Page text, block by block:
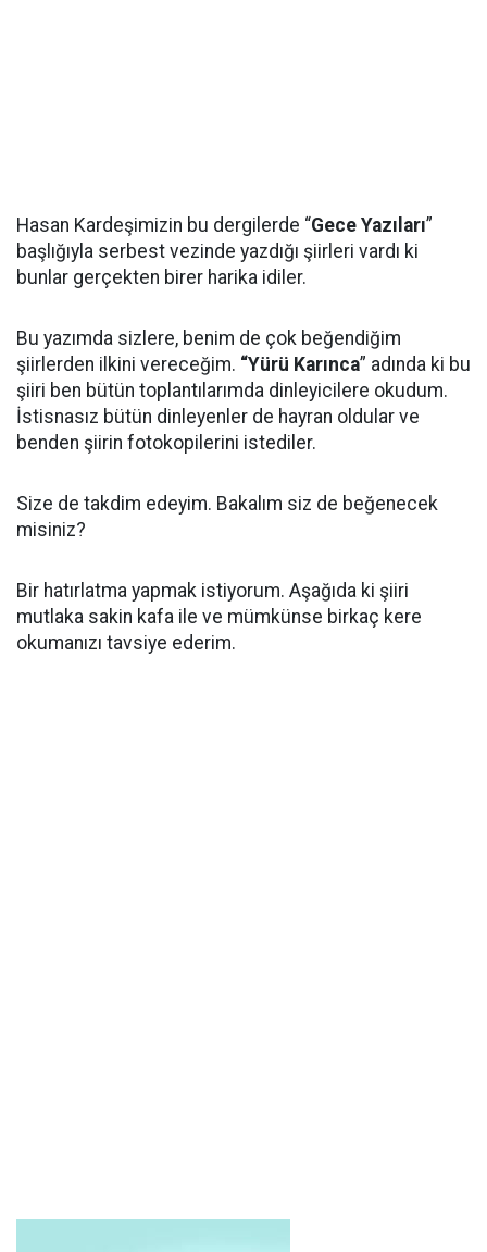
Hasan Kardeşimizin bu dergilerde “Gece Yazıları”
başlığıyla serbest vezinde yazdığı şiirleri vardı ki
bunlar gerçekten birer harika idiler.
Bu yazımda sizlere, benim de çok beğendiğim
şiirlerden ilkini vereceğim. “Yürü Karınca” adında ki bu
şiiri ben bütün toplantılarımda dinleyicilere okudum.
İstisnasız bütün dinleyenler de hayran oldular ve
benden şiirin fotokopilerini istediler.
Size de takdim edeyim. Bakalım siz de beğenecek
misiniz?
Bir hatırlatma yapmak istiyorum. Aşağıda ki şiiri
mutlaka sakin kafa ile ve mümkünse birkaç kere
okumanızı tavsiye ederim.